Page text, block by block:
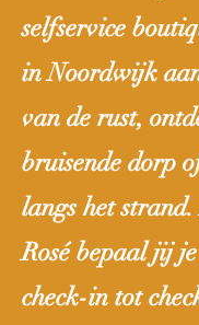
selfservice
in Noordwijk
van de rust,
bruisende dorp
langs het
Rosé bepaal jij
check-in tot